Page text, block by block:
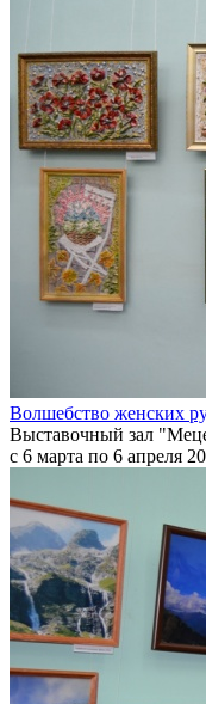
Волшебство женских
Выставочный зал
с 6 марта по 6 апреля